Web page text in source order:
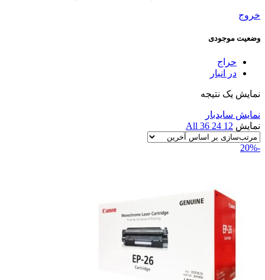
خروج
وضعیت موجودی
حراج
در انبار
نمایش یک نتیجه
نمایش سایدبار
نمایش 12
24
36
All
-20%